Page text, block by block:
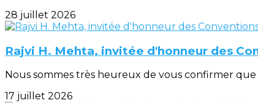
28 juillet 2026
Rajvi H. Mehta, invitée d'honneur des
Nous sommes très heureux de vous confirmer
17 juillet 2026